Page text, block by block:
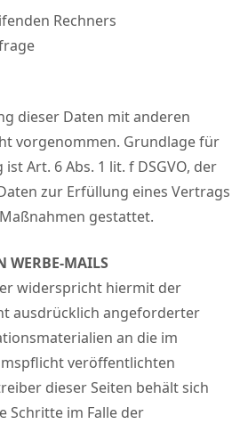
Rechners
dieser Daten mit anderen
vorgenommen. Grundlage für
Art. 6 Abs. 1 lit. f DSGVO, der
zur Erfüllung eines Vertrags
gestattet.
WERBE-MAILS
widerspricht hiermit der
ausdrücklich angeforderter
an die im
veröffentlichten
dieser Seiten behält sich
Schritte im Falle der